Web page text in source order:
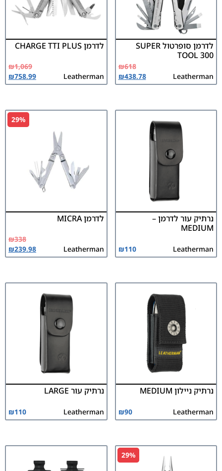
לדרמן סופרטול SUPER
TOOL 300
Leatherman
₪618
₪438.78
לדרמן CHARGE TTI PLUS
Leatherman
₪1,069
₪758.99
נרתיק עור לדרמן –
MEDIUM
Leatherman
₪110
29%
לדרמן MICRA
Leatherman
₪338
₪239.98
נרתיק ניילון MEDIUM
Leatherman
₪90
נרתיק עור LARGE
Leatherman
₪110
29%